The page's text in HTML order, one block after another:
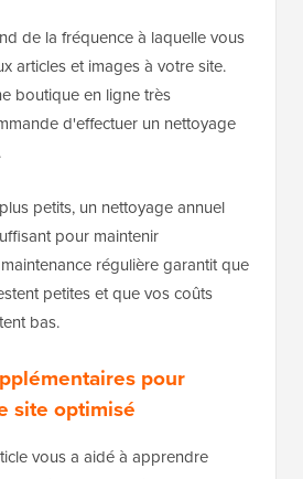
?
de la fréquence à laquelle vous
articles et images à votre site.
boutique en ligne très
petits, un nettoyage annuel
pour maintenir
régulière garantit que
bas.
pour
site optimisé